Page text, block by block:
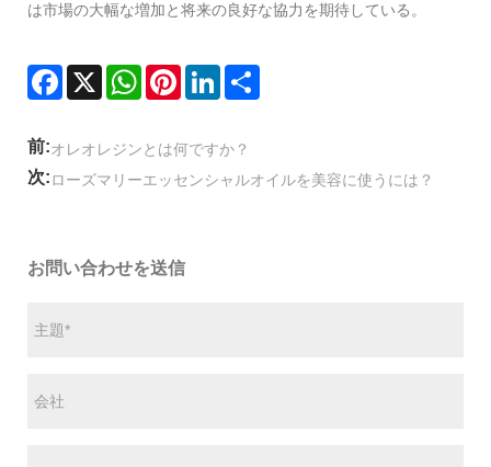
は市場の大幅な増加と将来の良好な協力を期待している。
Facebook
X WhatsAppPinterestLinkedIn
前:オレオレジンとは何ですか？
次:ローズマリーエッセンシャルオイルを美容に使うには？
お問い合わせを送信